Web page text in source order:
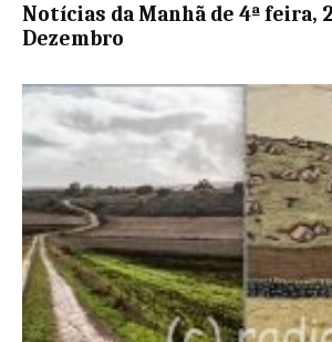
Notícias da Manhã de 4ª feira,
Dezembro